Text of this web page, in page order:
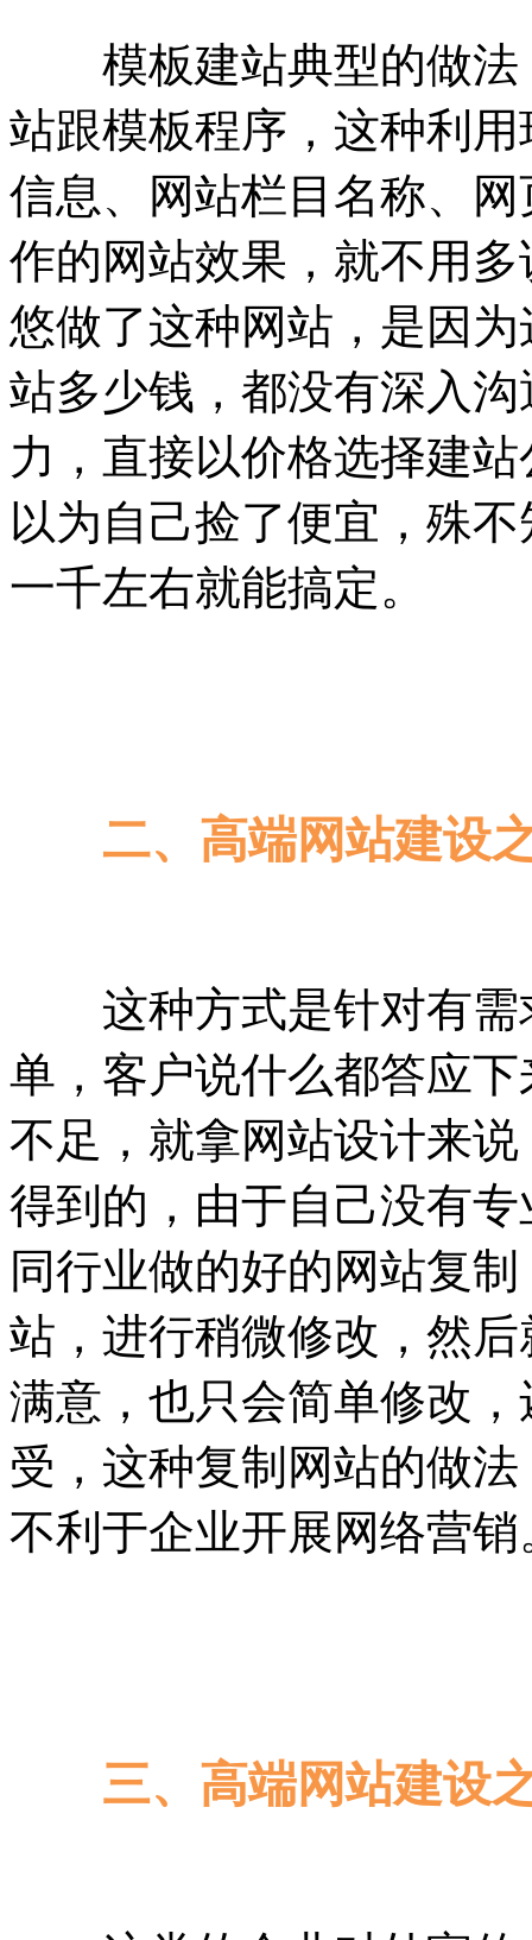
模板建站典型的做法
站跟模板程序，这种利
信息、网站栏目名称、
作的网站效果，就不用
悠做了这种网站，是因
站多少钱，都没有深入
力，直接以价格选择建
以为自己捡了便宜，殊
一千左右就能搞定。
二、高端网站建设
这种方式是针对有需
单，客户说什么都答应
不足，就拿网站设计来
得到的，由于自己没有
同行业做的好的网站复
站，进行稍微修改，然
满意，也只会简单修改
受，这种复制网站的做
不利于企业开展网络营销
三、高端网站建设